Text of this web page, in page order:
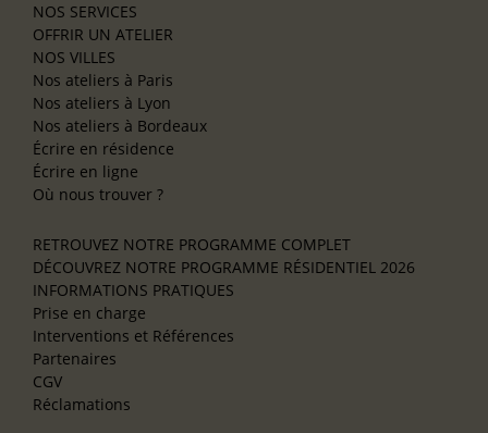
NOS SERVICES
OFFRIR UN ATELIER
NOS VILLES
Nos ateliers à Paris
Nos ateliers à Lyon
Nos ateliers à Bordeaux
Écrire en résidence
Écrire en ligne
Où nous trouver ?
RETROUVEZ NOTRE PROGRAMME COMPLET
DÉCOUVREZ NOTRE PROGRAMME RÉSIDENTIEL 2026
INFORMATIONS PRATIQUES
Prise en charge
Interventions et Références
Partenaires
CGV
Réclamations